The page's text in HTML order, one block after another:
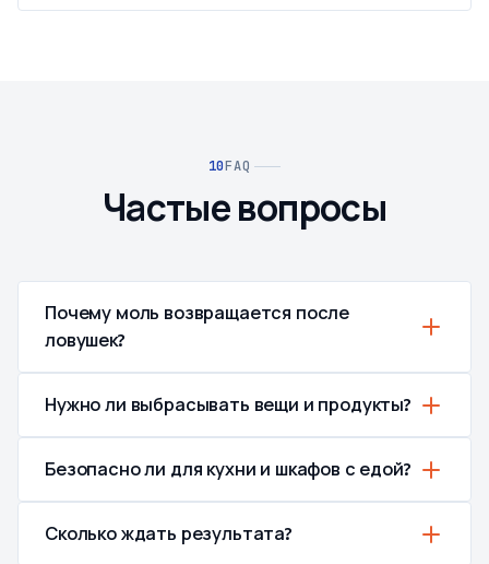
FAQ
Частые вопросы
Почему моль возвращается после
ловушек?
Нужно ли выбрасывать вещи и продукты?
Безопасно ли для кухни и шкафов с едой?
Сколько ждать результата?